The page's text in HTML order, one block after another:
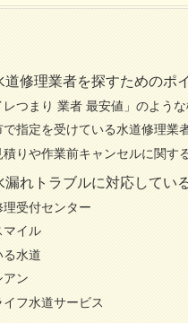
道修理業者を探すためのポ
レつまり 業者 最安値」のよう
で指定を受けている水道修理業
積りや作業前キャンセルに関す
漏れトラブルに対応してい
理受付センター
マイル
る水道
アン
イフ水道サービス